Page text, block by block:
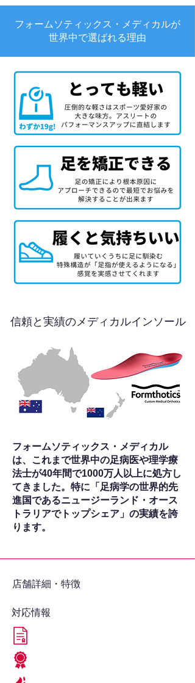
フォームソティックス・メディカルが
世界中で選ばれる理由
信頼と実績のメディカルインソール
フォームソティックス・メディカル
は、これまで世界中の足病医や理学療
法士が40年間で1000万人以上に処方し
てきました。特に「足病学の世界的先
進国であるニュージーランド・オース
トラリアでトップシェア」の実績を誇
ります。
​店舗詳細・特徴
対応情報